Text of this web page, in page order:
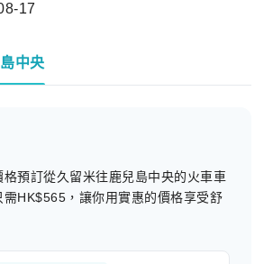
17
中央
預訂從久留米往鹿兒島中央的火車車
需HK$565，讓你用實惠的價格享受舒